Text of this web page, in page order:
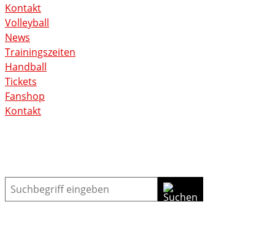
Kontakt
Volleyball
News
Trainingszeiten
Handball
Tickets
Fanshop
Kontakt
Suche